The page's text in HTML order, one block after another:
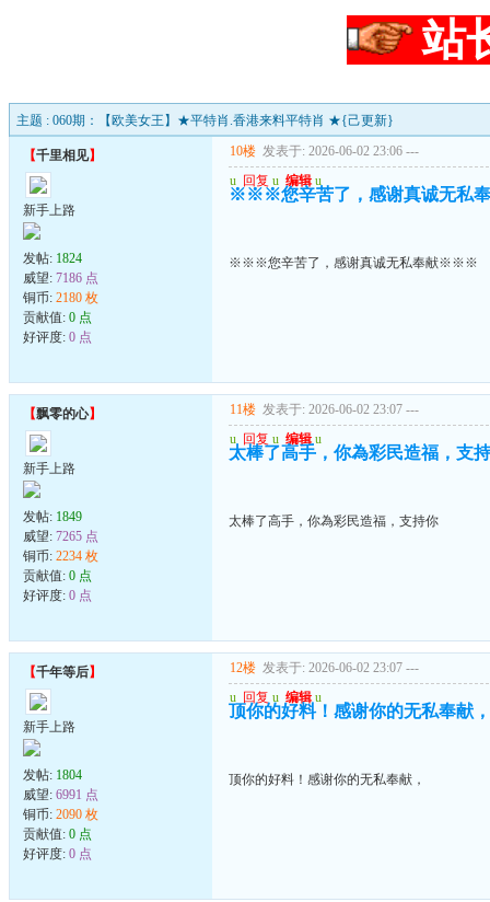
站
主题 : 060期：【欧美女王】★平特肖.香港来料平特肖 ★{己更新}
【千里相见】
新手上路
发帖: 1824
威望: 7186 点
铜币: 2180 枚
贡献值: 0 点
好评度: 0 点
10楼 发表于: 2026-06-02 23:06 ---
u 回复 u 编辑 u
※※※您辛苦了，感谢真诚无
※※※您辛苦了，感谢真诚无私奉献※※※
【飘零的心】
新手上路
发帖: 1849
威望: 7265 点
铜币: 2234 枚
贡献值: 0 点
好评度: 0 点
11楼 发表于: 2026-06-02 23:07 ---
u 回复 u 编辑 u
太棒了高手，你為彩民造福，支
太棒了高手，你為彩民造福，支持你
【千年等后】
新手上路
发帖: 1804
威望: 6991 点
铜币: 2090 枚
贡献值: 0 点
好评度: 0 点
12楼 发表于: 2026-06-02 23:07 ---
u 回复 u 编辑 u
顶你的好料！感谢你的无私奉献，
顶你的好料！感谢你的无私奉献，